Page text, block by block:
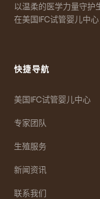
以温柔的医学力量守护
在美国IFC试管婴儿中
快捷导航
美国IFC试管婴儿中心
专家团队
生殖服务
新闻资讯
联系我们